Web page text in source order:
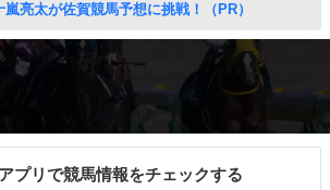
亮太が佐賀競馬予想に挑戦！（PR）
プリで競馬情報をチェックする